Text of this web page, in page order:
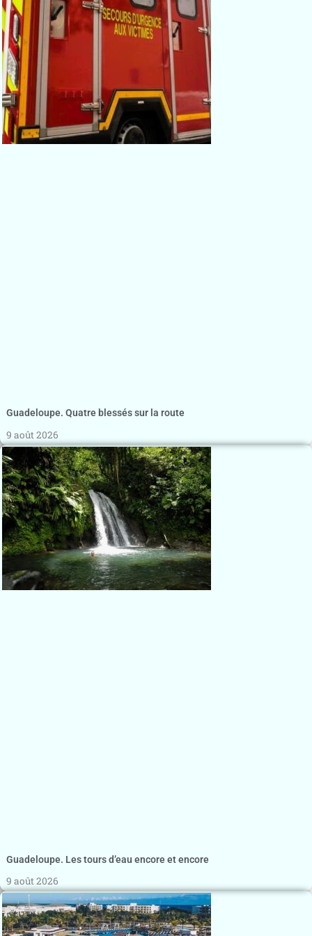
Guadeloupe. Quatre blessés sur la route
9 août 2026
Guadeloupe. Les tours d’eau encore et encore
9 août 2026